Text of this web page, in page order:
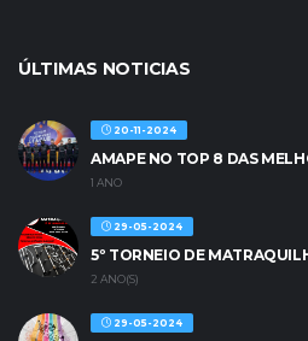
ÚLTIMAS NOTICIAS
20-11-2024
AMAPE NO TOP 8 DAS
1 ANO
29-05-2024
5º TORNEIO DE
2 ANO(S)
29-05-2024